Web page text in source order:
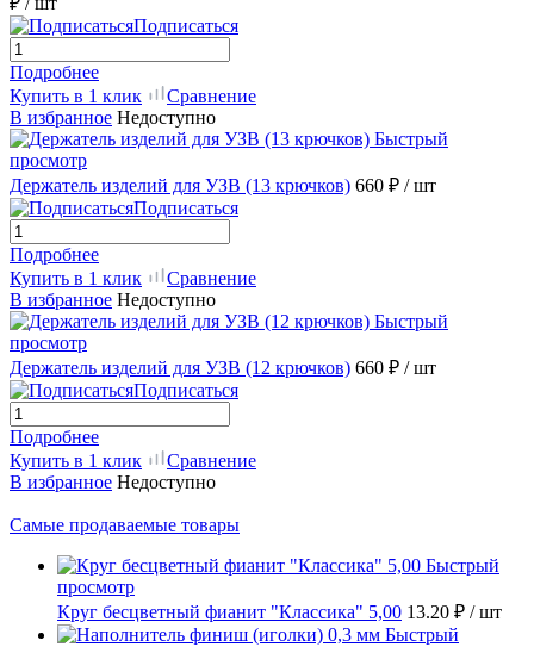
Подписаться
Подробнее
Купить в 1 клик
Сравнение
В избранное Недоступно
Быстрый
просмотр
Держатель изделий для УЗВ (13 крючков) 660 ₽ / шт
Подписаться
Подробнее
Купить в 1 клик
Сравнение
В избранное Недоступно
Быстрый
просмотр
Держатель изделий для УЗВ (12 крючков) 660 ₽ / шт
Подписаться
Подробнее
Купить в 1 клик
Сравнение
В избранное Недоступно
Самые продаваемые товары
Быстрый
просмотр
Круг бесцветный фианит "Классика" 5,00 13.20 ₽ / шт
Быстрый